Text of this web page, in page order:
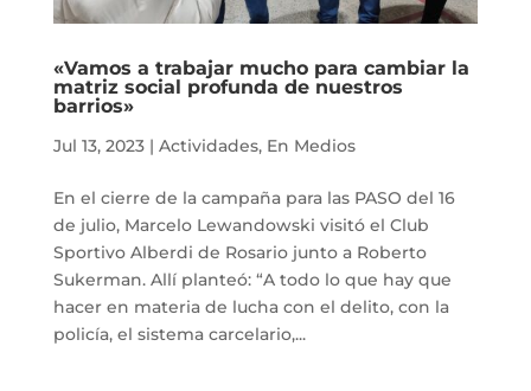
«Vamos a trabajar mucho para cambiar la
matriz social profunda de nuestros
barrios»
Jul 13, 2023| Actividades, En Medios
En el cierre de la campaña para las PASO del 16
de julio, Marcelo Lewandowski visitó el Club
Sportivo Alberdi de Rosario junto a Roberto
Sukerman. Allí planteó: “A todo lo que hay que
hacer en materia de lucha con el delito, con la
policía, el sistema carcelario,...